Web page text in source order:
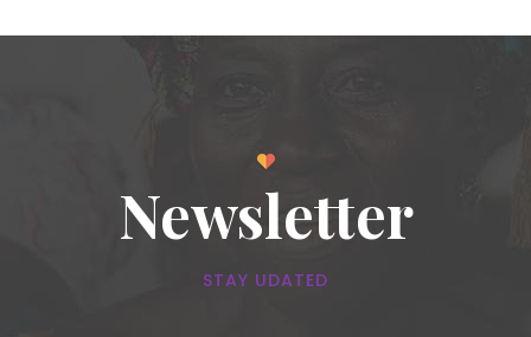
Newsletter
STAY UDATED